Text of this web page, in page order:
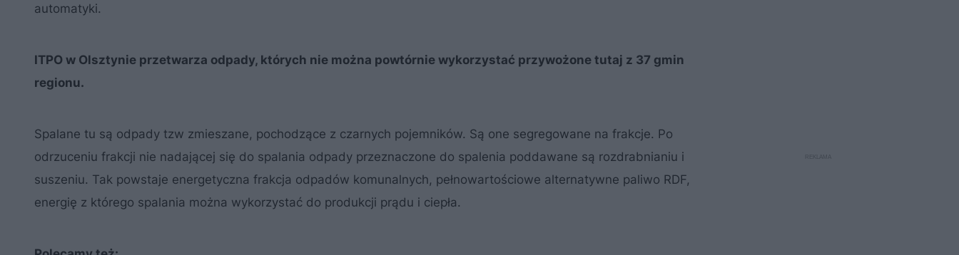
automatyki.
ITPO w Olsztynie przetwarza odpady, których nie można powtórnie wykorzystać przywożone tutaj z 37 gmin
regionu.
Spalane tu są odpady tzw zmieszane, pochodzące z czarnych pojemników. Są one segregowane na frakcje. Po
odrzuceniu frakcji nie nadającej się do spalania odpady przeznaczone do spalenia poddawane są rozdrabnianiu i
suszeniu. Tak powstaje energetyczna frakcja odpadów komunalnych, pełnowartościowe alternatywne paliwo RDF,
energię z którego spalania można wykorzystać do produkcji prądu i ciepła.